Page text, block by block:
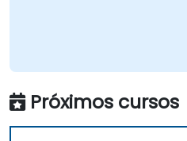
Próximos cursos